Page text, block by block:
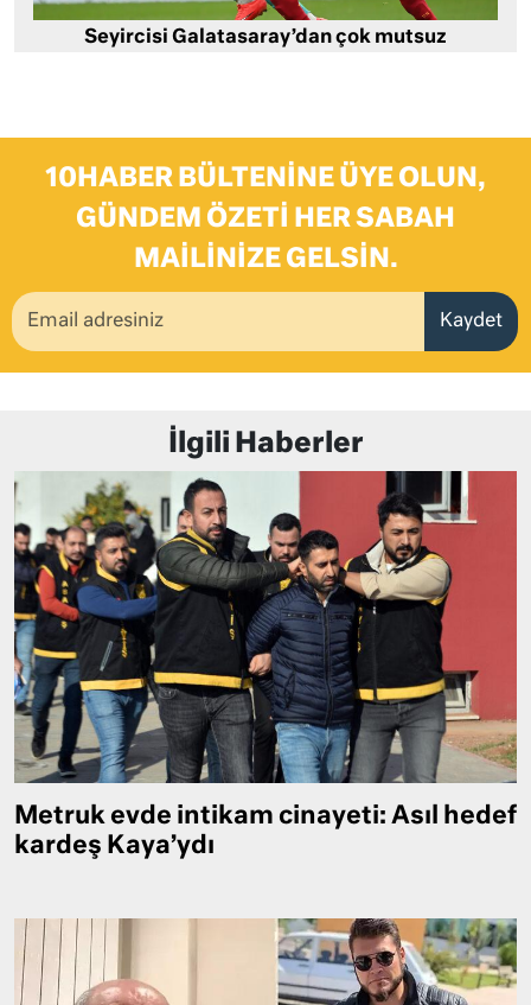
Seyircisi Galatasaray’dan çok mutsuz
10HABER BÜLTENINE ÜYE OLUN,
GÜNDEM ÖZETI HER SABAH
MAILINIZE GELSIN.
Kaydet
İlgili Haberler
Metruk evde intikam cinayeti: Asıl hedef
kardeş Kaya’ydı